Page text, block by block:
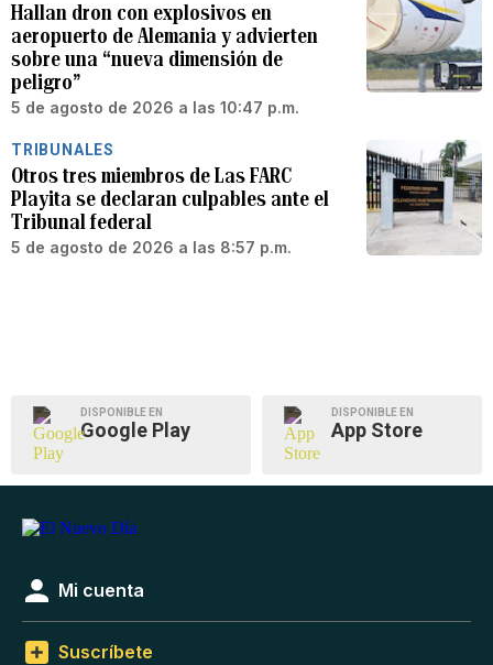
Hallan dron con explosivos en
aeropuerto de Alemania y advierten
sobre una “nueva dimensión de
peligro”
5 de agosto de 2026 a las 10:47 p.m.
TRIBUNALES
Otros tres miembros de Las FARC
Playita se declaran culpables ante el
Tribunal federal
5 de agosto de 2026 a las 8:57 p.m.
DISPONIBLE EN
Google Play
DISPONIBLE EN
App Store
Mi cuenta
Suscríbete